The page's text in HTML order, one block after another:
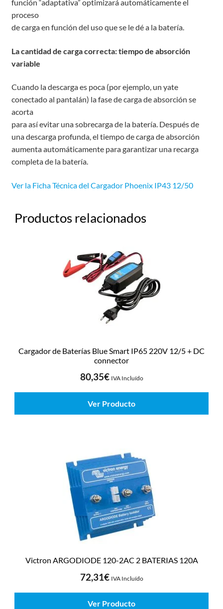
función “adaptativa” optimizará automáticamente el
proceso
de carga en función del uso que se le dé a la batería.
La cantidad de carga correcta: tiempo de absorción
variable
Cuando la descarga es poca (por ejemplo, un yate
conectado al pantalán) la fase de carga de absorción se
acorta
para así evitar una sobrecarga de la batería. Después de
una descarga profunda, el tiempo de carga de absorción
aumenta automáticamente para garantizar una recarga
completa de la batería.
Ver la Ficha Técnica del Cargador Phoenix IP43 12/50
Productos relacionados
Cargador de Baterías Blue Smart IP65 220V 12/5 + DC
connector
80,35€ IVA Incluído
Ver Producto
Victron ARGODIODE 120-2AC 2 BATERIAS 120A
72,31€ IVA Incluído
Ver Producto